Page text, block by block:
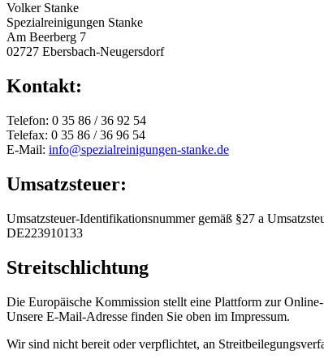
Volker Stanke
Spezialreinigungen Stanke
Am Beerberg 7
02727 Ebersbach-Neugersdorf
Kontakt:
Telefon: 0 35 86 / 36 92 54
Telefax: 0 35 86 / 36 96 54
E-Mail: info@spezialreinigungen-stanke.de
Umsatzsteuer:
Umsatzsteuer-Identifikationsnummer gemäß §27 a
DE223910133
Streitschlichtung
Die Europäische Kommission stellt eine Plattform zur
Unsere E-Mail-Adresse finden Sie oben im Impressum.
Wir sind nicht bereit oder verpflichtet, an